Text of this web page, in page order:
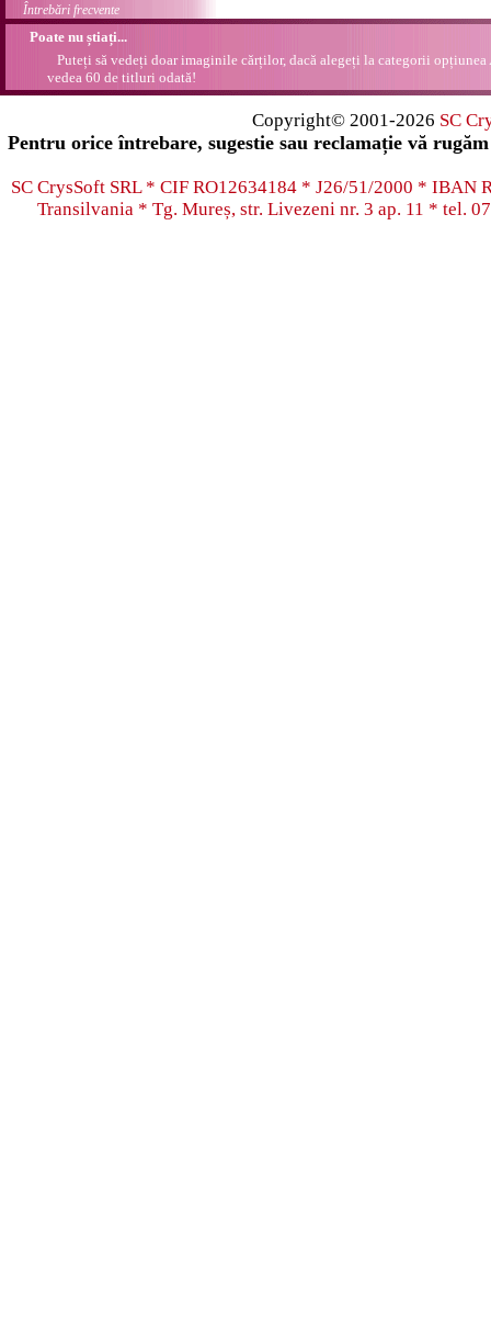
Întrebări frecvente
Poate nu știați...
Puteți să vedeți doar imaginile cărților, dacă alegeți la categorii opțiunea
vedea 60 de titluri odată!
Copyright© 2001-2026 SC
Pentru orice întrebare, sugestie sau reclamație vă
SC CrysSoft SRL * CIF RO12634184 * J26/51/2000 * IBAN
Transilvania * Tg. Mureș, str. Livezeni nr. 3 ap. 11 * tel.